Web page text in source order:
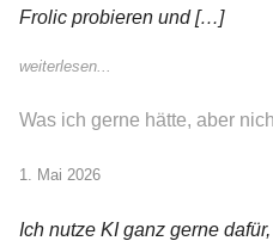
Frolic probieren und […]
weiterlesen...
Was ich gerne hätte, aber
1. Mai 2026
Ich nutze KI ganz gerne